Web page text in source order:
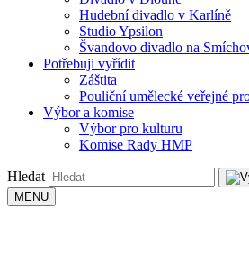
Hudební divadlo v Karlíně
Studio Ypsilon
Švandovo divadlo na
Potřebuji vyřídit
Záštita
Pouliční umělecké veřejné
Výbor a komise
Výbor pro kulturu
Komise Rady HMP
Hledat
MENU